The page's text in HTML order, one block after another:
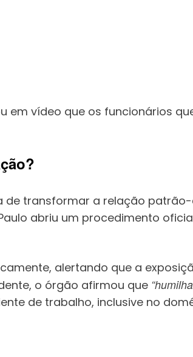
em vídeo que os funcionários
transformar a relação
abriu um procedimento
alertando que a
o órgão afirmou que
de trabalho, inclusive no